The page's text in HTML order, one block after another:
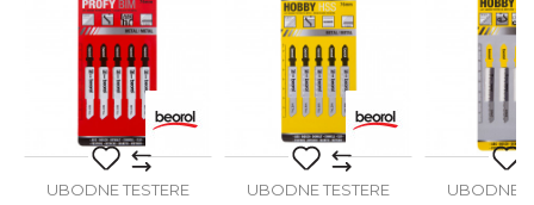
Anti-spam zaštita - izračunajte koliko je 9 - 4 :
POŠALJI
UBODNE TESTERE UBODNE TESTERE UBODNE